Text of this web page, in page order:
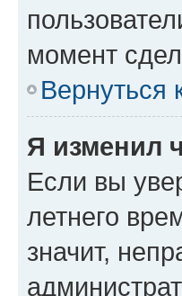
момент
Вернуться
Я изменил
Если вы
летнего
значит,